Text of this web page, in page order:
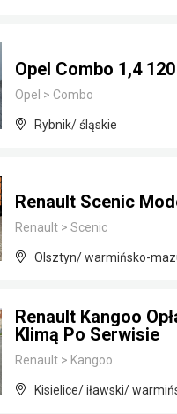
Opel Combo 1,4
Opel > Combo
Rybnik/ śląskie
Renault Scenic
Renault > Scenic
Olsztyn/ warmińsko-
Renault Kangoo
Klimą Po Serwisie
Renault > Kangoo
Kisielice/ iławski/